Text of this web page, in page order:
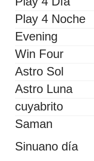
Play 4 Noche
Evening
Win Four
Astro Sol
Astro Luna
cuyabrito
Saman
Sinuano día